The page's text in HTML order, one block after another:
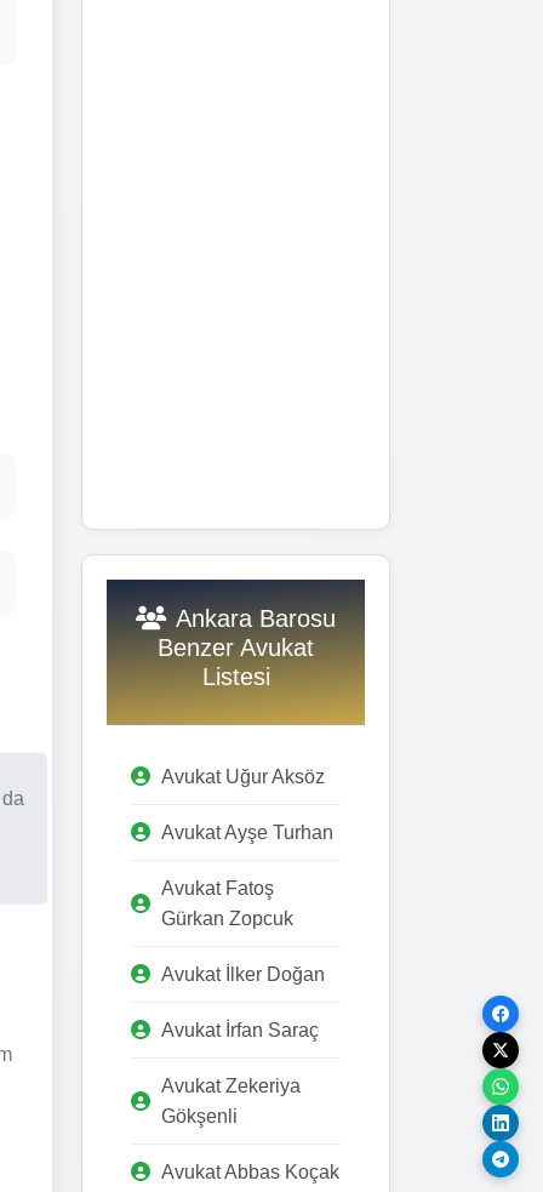
Ankara Barosu
Benzer Avukat
Listesi
Avukat Uğur Aksöz
Avukat Ayşe Turhan
Avukat Fatoş
Gürkan Zopcuk
Avukat İlker Doğan
Avukat İrfan Saraç
Avukat Zekeriya
Gökşenli
Avukat Abbas Koçak